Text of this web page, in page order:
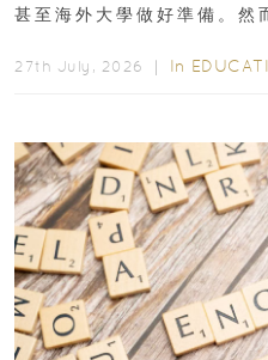
甚至海外大學做好準備。然
27th July, 2026 ｜ In